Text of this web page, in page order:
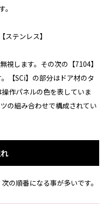
テンレス】
視します。その次の【7104】
【SCi】の部分はドア材のタ
作パネルの色を表していま
の組み合わせで構成されてい
の順番になる事が多いです。